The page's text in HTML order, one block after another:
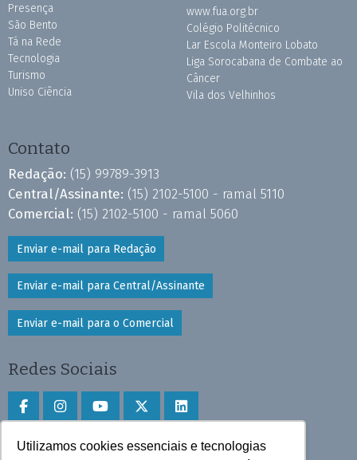
Utilizamos cookies essenciais e tecnologias
Presença
São Bento
Tá na Rede
Tecnologia
Turismo
Uniso Ciência
www.fua.org.br
Colégio Politécnico
Lar Escola Monteiro Lobato
Liga Sorocabana de Combate ao
Câncer
Vila dos Velhinhos
Contato
Redação: (15) 99789-3913
Central/Assinante: (15) 2102-5100 - ramal 5110
Comercial: (15) 2102-5100 - ramal 5060
Enviar e-mail para Redação
Enviar e-mail para Central/Assinante
Enviar e-mail para o Comercial
Redes Sociais
Faça download do aplicativo